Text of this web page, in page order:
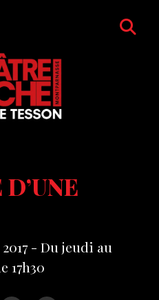
2017 - Du jeudi au
17h30